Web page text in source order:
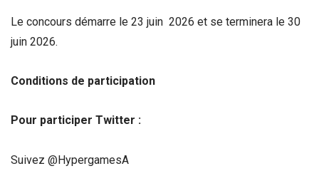
Le concours démarre le 23 juin 2026 et se terminera le 30
juin 2026.
Conditions de participation
Pour participer Twitter :
Suivez @HypergamesA